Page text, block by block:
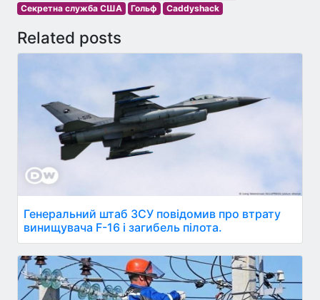
Секретна служба США
Гольф Caddyshack
Related posts
Генеральний штаб ЗСУ повідомив про втрату
винищувача F-16 і загибель пілота.